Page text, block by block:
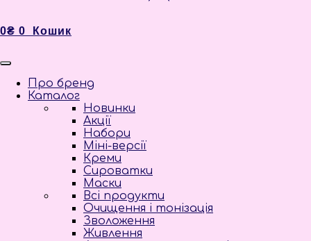
0₴ 0 Кошик
Про бренд
Каталог
Новинки
Акції
Набори
Міні-версії
Креми
Сироватки
Маски
Всі продукти
Очищення і тонізація
Зволоження
Живлення